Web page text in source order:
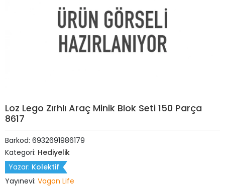
Loz Lego Zırhlı Araç Minik Blok Seti 150 Parça
8617
Barkod: 6932691986179
Kategori: Hediyelik
Yazar: Kolektif
Yayınevi: Vagon Life